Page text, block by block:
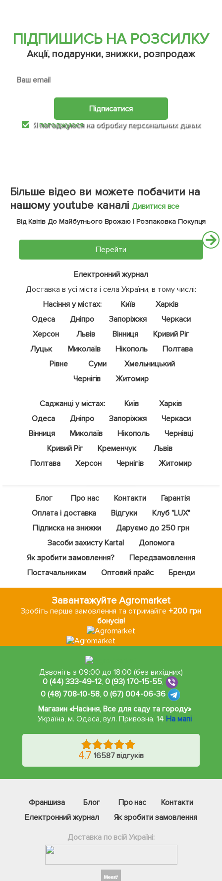
ПІДПИШИСЬ НА РОЗСИЛКУ
Акції, подарунки, знижки, розпродаж
Підписатися
Япогоджуюсяна обробку персональних даних
Більше відео ви можете побачити на
нашому youtube каналі Дивитися все
Від Квітів До Майбутнього Врожаю | Розпаковка Покупця
Перейти
Електронний журнал
Доставка в усі міста і села України, в тому числі:
Насіння у містах:
Київ
Харків
Одеса
Дніпро Запоріжжя
Черкаси
Херсон
Львів Вінниця
Кривий Ріг
Луцьк
Миколаїв Нікополь
Полтава
Рівне
Суми
Хмельницький
Чернігів
Житомир
Саджанці у містах: Київ
Харків
Одеса
Дніпро Запоріжжя
Черкаси
Вінниця
Миколаїв Нікополь
Чернівці
Кривий Ріг
Кременчук
Львів
Полтава
Херсон Чернігів Житомир
Блог Про нас Контакти
Гарантія
Оплата і доставка
Відгуки
Клуб "LUX"
Підписка на знижки
Даруємо до 250 грн
Засоби захисту Kartal
Допомога
Як зробити замовлення?
Передзамовлення
Постачальникам
Оптовий прайс Бренди
Завантажуйте Agromarket
Зробіть перше замовлення та отримайте+200 грн
бонусів!
Дзвоніть з 09:00 до 18:00 (без вихідних)
0 (44) 333-49-12, 0 (93) 170-15-55,
0 (48) 708-10-58, 0 (67) 004-06-36
Магазин «Насіння, Все для саду та городу»
Україна, м. Одеса,вул. Привозна, 14 На мапі
4.7 16587 відгуків
Франшиза Блог Про нас
Контакти
Електронний журнал
Як зробити замовлення
Доставка по всій Україні: